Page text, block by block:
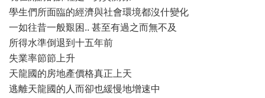
學生們所面臨的經濟與社會環境都沒什變化
一如往昔一般艱困.. 甚至有過之而無不及
所得水準倒退到十五年前
失業率節節上升
天龍國的房地產價格真正上天
逃離天龍國的人而卻也緩慢地增速中